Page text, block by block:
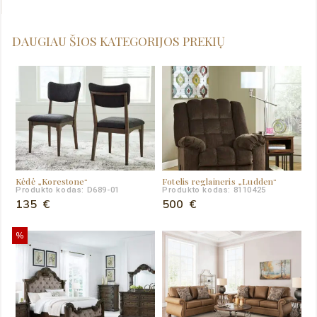
DAUGIAU ŠIOS KATEGORIJOS PREKIŲ
Kėdė „Korestone“
Produkto kodas: D689-01
135 €
Fotelis reglaineris „Ludden“
Produkto kodas: 8110425
500 €
%